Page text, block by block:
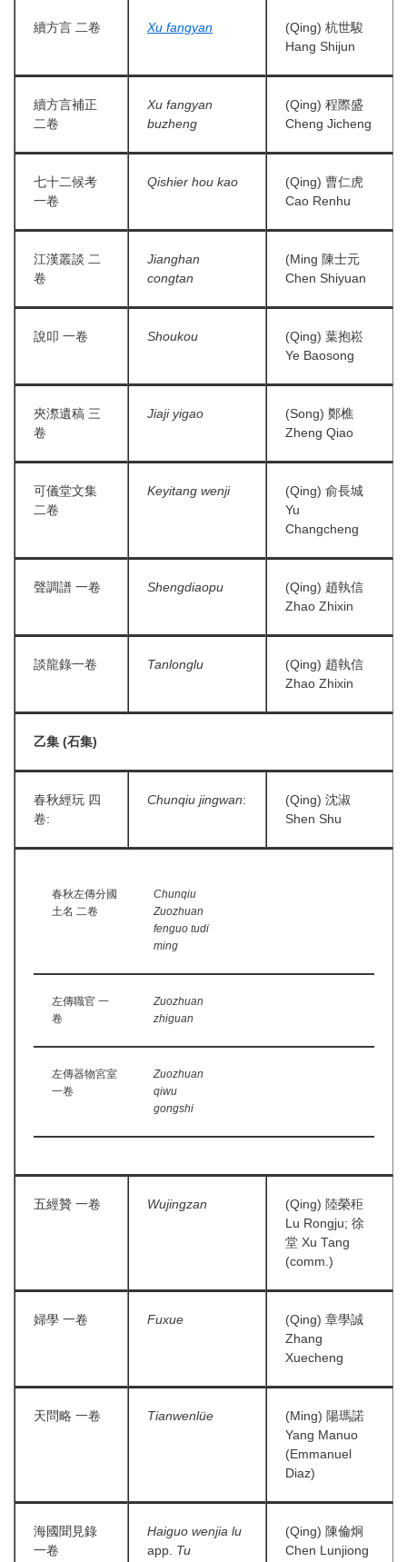
續方言 二卷 Xu fangyan
(Qing) 杭世駿
Hang Shijun
續方言補正
二卷
Xu fangyan
buzheng
(Qing) 程際盛
Cheng Jicheng
七十二候考
一卷
Qishier hou kao
(Qing) 曹仁虎
Cao Renhu
江漢叢談 二
卷
Jianghan
congtan
(Ming 陳士元
Chen Shiyuan
說叩 一卷 Shoukou
(Qing) 葉抱崧
Ye Baosong
夾漈遺稿 三
卷
Jiaji yigao
(Song) 鄭樵
Zheng Qiao
可儀堂文集
二卷
Keyitang wenji
(Qing) 俞長城
Yu
Changcheng
聲調譜 一卷 Shengdiaopu
(Qing) 趙執信
Zhao Zhixin
談龍錄一卷 Tanlonglu
(Qing) 趙執信
Zhao Zhixin
乙集 (石集)
春秋經玩 四
卷:
Chunqiu jingwan:
(Qing) 沈淑
Shen Shu
春秋左傳分國
土名 二卷
Chunqiu
Zuozhuan
fenguo tudi
ming
左傳職官 一
卷
Zuozhuan
zhiguan
左傳器物宮室
一卷
Zuozhuan
qiwu
gongshi
五經贊 一卷 Wujingzan
(Qing) 陸榮秬
Lu Rongju; 徐
堂 Xu Tang
(comm.)
婦學 一卷 Fuxue
(Qing) 章學誠
Zhang
Xuecheng
天問略 一卷 Tianwenlüe
(Ming) 陽瑪諾
Yang Manuo
(Emmanuel
Diaz)
海國聞見錄
一卷
Haiguo wenjia lu
app. Tu
(Qing) 陳倫炯
Chen Lunjiong